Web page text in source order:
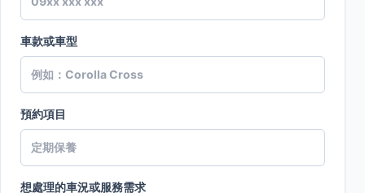
車款或車型
預約項目
想處理的車況或服務需求